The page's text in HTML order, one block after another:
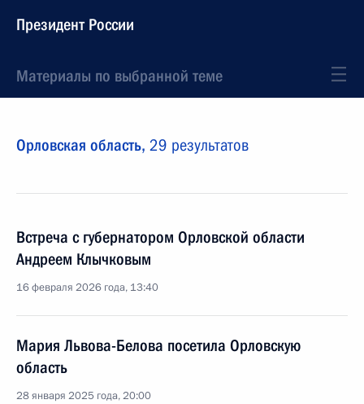
Президент России
Материалы по выбранной теме
Орловская область, 29 результатов
Встреча с губернатором Орловской области
Андреем Клычковым
16 февраля 2026 года, 13:40
Мария Львова-Белова посетила Орловскую
область
28 января 2025 года, 20:00